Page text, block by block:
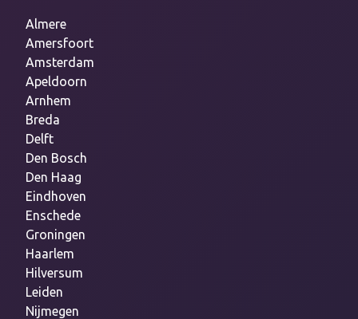
Almere
Amersfoort
Amsterdam
Apeldoorn
Arnhem
Breda
Delft
Den Bosch
Den Haag
Eindhoven
Enschede
Groningen
Haarlem
Hilversum
Leiden
Nijmegen